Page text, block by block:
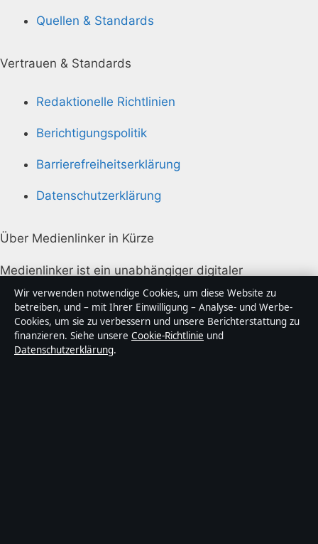
Quellen & Standards
Vertrauen & Standards
Redaktionelle Richtlinien
Berichtigungspolitik
Barrierefreiheitserklärung
Datenschutzerklärung
Über Medienlinker in Kürze
Medienlinker ist ein unabhängiger digitaler
Nachrichtenanbieter mit Fokus auf Politik, Wirtschaft,
Technik und Gesellschaft in Deutschland. Jeder Artikel
trägt eine Byline, wird von einem Redakteur geprüft
und vor der Veröffentlichung faktengecheckt.
Wir verwenden notwendige Cookies, um diese Website zu
betreiben, und – mit Ihrer Einwilligung – Analyse- und Werbe-
Cookies, um sie zu verbessern und unsere Berichterstattung zu
finanzieren. Siehe unsere Cookie-Richtlinie und
Datenschutzerklärung.